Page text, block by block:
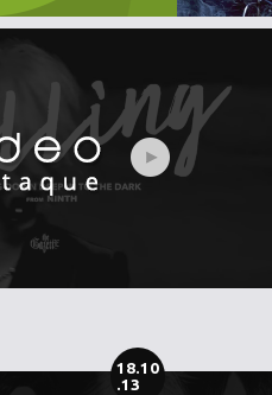
18.10
.13